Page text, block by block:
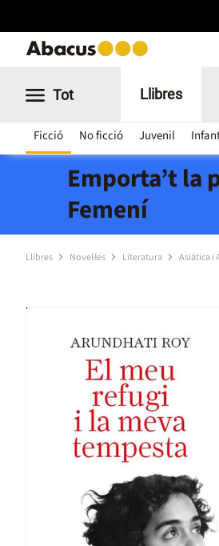
Tot Llibres
Ficció No ficció Juvenil
Emporta’t la
Femení
Llibres Novel·les Literatura Asiàtica i